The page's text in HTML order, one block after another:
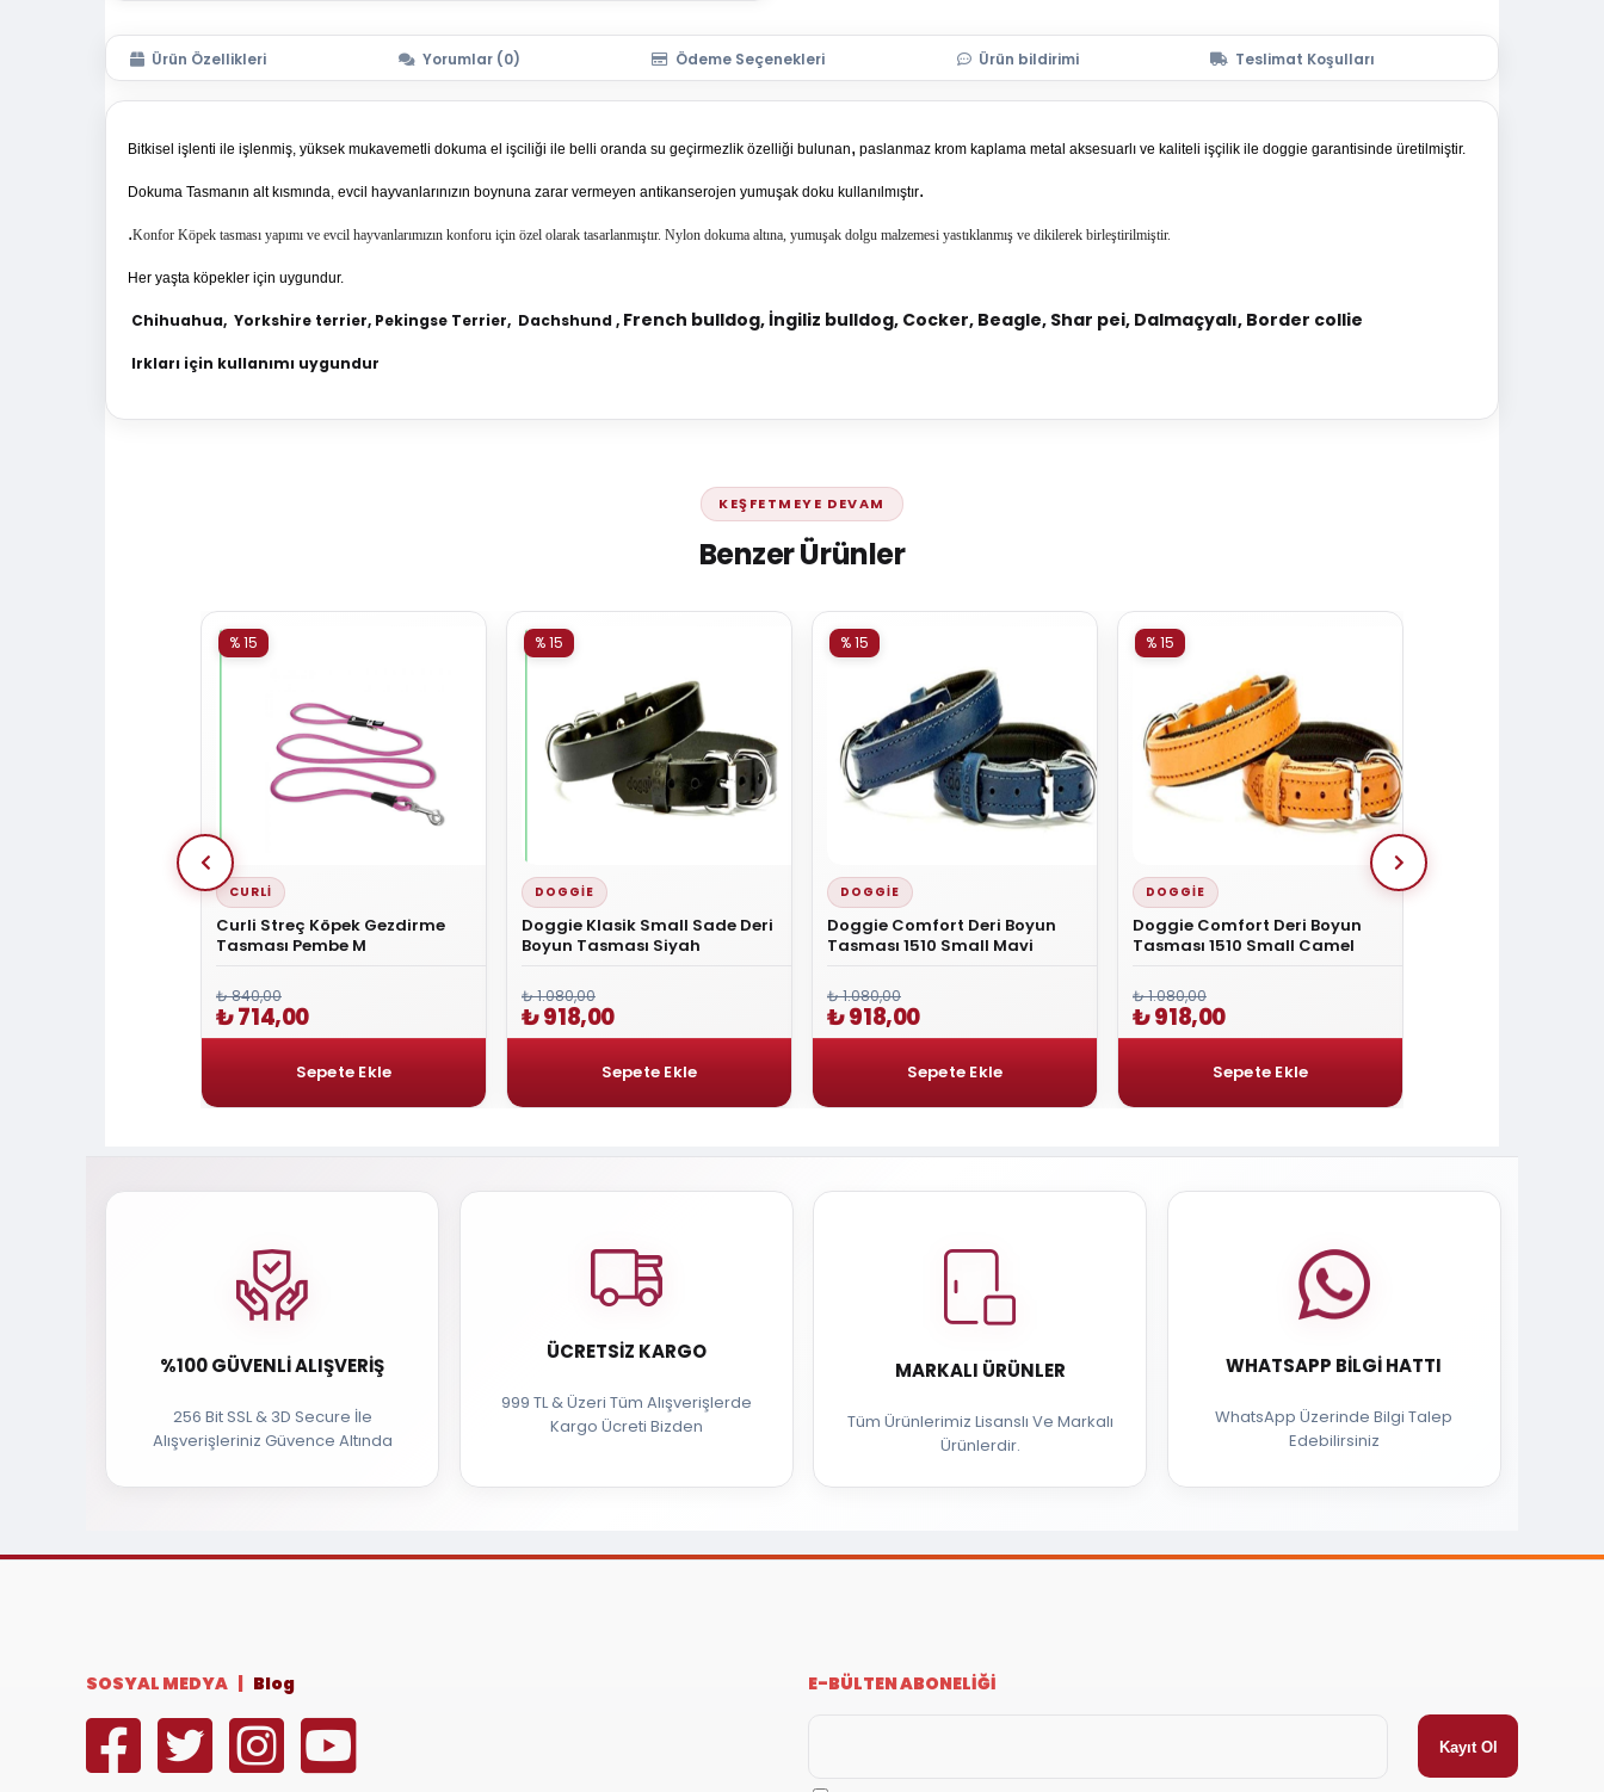
Ürün Özellikleri Yorumlar (0) Ödeme Seçenekleri Ürün bildirimi Teslimat Koşulları
Bitkisel işlenti ile işlenmiş, yüksek mukavemetli dokuma el işciliği ile belli oranda su geçirmezlik özelliği bulunan, paslanmaz krom kaplama metal aksesuarlı ve kaliteli işçilik ile doggie garantisinde üretilmiştir.
Dokuma Tasmanın alt kısmında, evcil hayvanlarınızın boynuna zarar vermeyen antikanserojen yumuşak doku kullanılmıştır.
.Konfor Köpek tasması yapımı ve evcil hayvanlarımızın konforu için özel olarak tasarlanmıştır. Nylon dokuma altına, yumuşak dolgu malzemesi yastıklanmış ve dikilerek birleştirilmiştir.
Her yaşta köpekler için uygundur.
Chihuahua, Yorkshire terrier, Pekingse Terrier, Dachshund , French bulldog, İngiliz bulldog, Cocker, Beagle, Shar pei, Dalmaçyalı, Border collie
Irkları için kullanımı uygundur
KEŞFETMEYE DEVAM
Benzer Ürünler
CURLI
Curli Streç Köpek Gezdirme
Tasması Pembe M
% 15
₺ 840,00
₺ 714,00
DOGGIE
Doggie Klasik Small Sade Deri
Boyun Tasması Siyah
% 15
₺ 1.080,00
₺ 918,00
DOGGIE
Doggie Comfort Deri Boyun
Tasması 1510 Small Mavi
% 15
₺ 1.080,00
₺ 918,00
DOGGIE
Doggie Comfort Deri Boyun
Tasması 1510 Small Camel
% 15
₺ 1.080,00
₺ 918,00
%100 GÜVENLI ALIŞVERIŞ
256 Bit SSL & 3D Secure İle
Alışverişleriniz Güvence Altında
ÜCRETSIZ KARGO
999 TL & Üzeri Tüm Alışverişlerde
Kargo Ücreti Bizden
MARKALI ÜRÜNLER
Tüm Ürünlerimiz Lisanslı Ve Markalı
Ürünlerdir.
WHATSAPP BILGI HATTI
WhatsApp Üzerinde Bilgi Talep
Edebilirsiniz
SOSYAL MEDYA | Blog E-BÜLTEN ABONELİĞİ